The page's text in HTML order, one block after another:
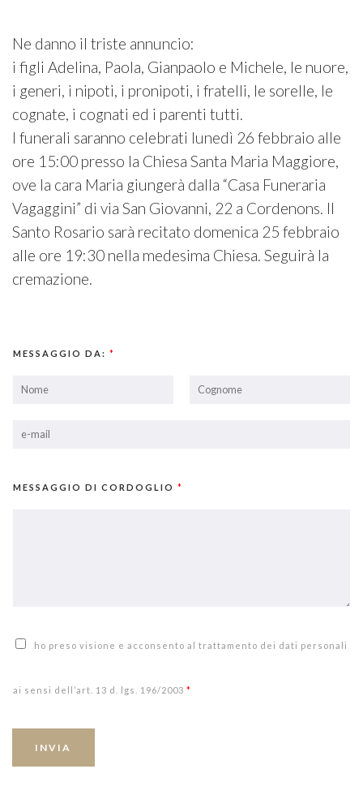
Ne danno il triste annuncio:
i figli Adelina, Paola, Gianpaolo e Michele, le nuore,
i generi, i nipoti, i pronipoti, i fratelli, le sorelle, le
cognate, i cognati ed i parenti tutti.
I funerali saranno celebrati lunedì 26 febbraio alle
ore 15:00 presso la Chiesa Santa Maria Maggiore,
ove la cara Maria giungerà dalla “Casa Funeraria
Vagaggini” di via San Giovanni, 22 a Cordenons. Il
Santo Rosario sarà recitato domenica 25 febbraio
alle ore 19:30 nella medesima Chiesa. Seguirà la
cremazione.
MESSAGGIO DA: *
MESSAGGIO DI CORDOGLIO *
ho preso visione e acconsento al trattamento dei dati personali
ai sensi dell’art. 13 d. lgs. 196/2003 *
INVIA